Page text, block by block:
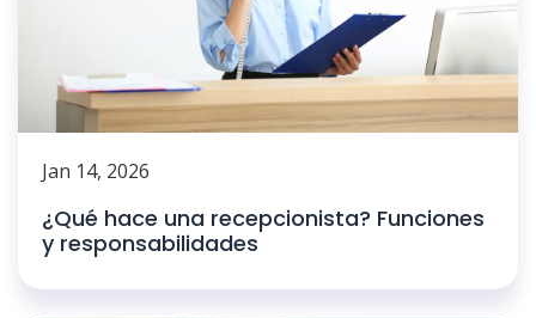
Jan 14, 2026
¿Qué hace una recepcionista? Funciones
y responsabilidades